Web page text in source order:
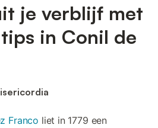
je verblijf met
in Conil de
Franco liet in 1779 een